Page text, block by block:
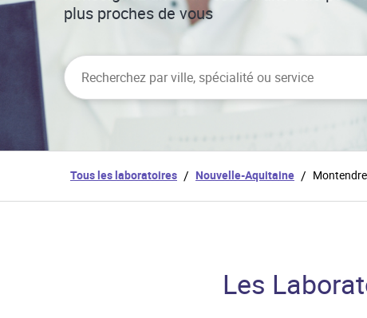
plus proches de vous
City, State/Province, Zip or City & Country
Tous les laboratoires / Nouvelle-Aquitaine / Montendre
Les